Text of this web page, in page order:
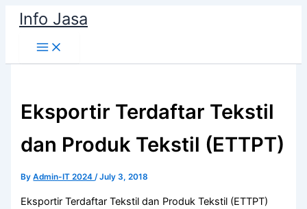
Skip
content
Info Jasa
Eksportir Terdaftar Tekstil
dan Produk Tekstil (ETTPT)
ByAdmin-IT 2024/July 3, 2018
Eksportir Terdaftar Tekstil dan Produk Tekstil (ETTPT)